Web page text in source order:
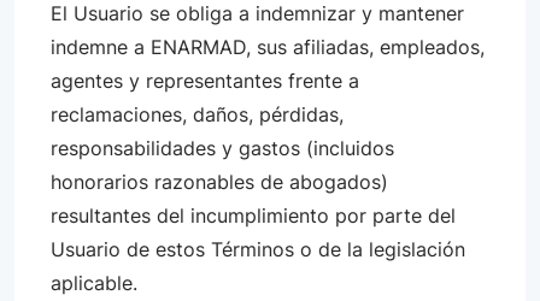
El Usuario se obliga a indemnizar y mantener
indemne a ENARMAD, sus afiliadas, empleados,
agentes y representantes frente a
reclamaciones, daños, pérdidas,
responsabilidades y gastos (incluidos
honorarios razonables de abogados)
resultantes del incumplimiento por parte del
Usuario de estos Términos o de la legislación
aplicable.